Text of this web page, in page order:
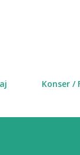
Konser /